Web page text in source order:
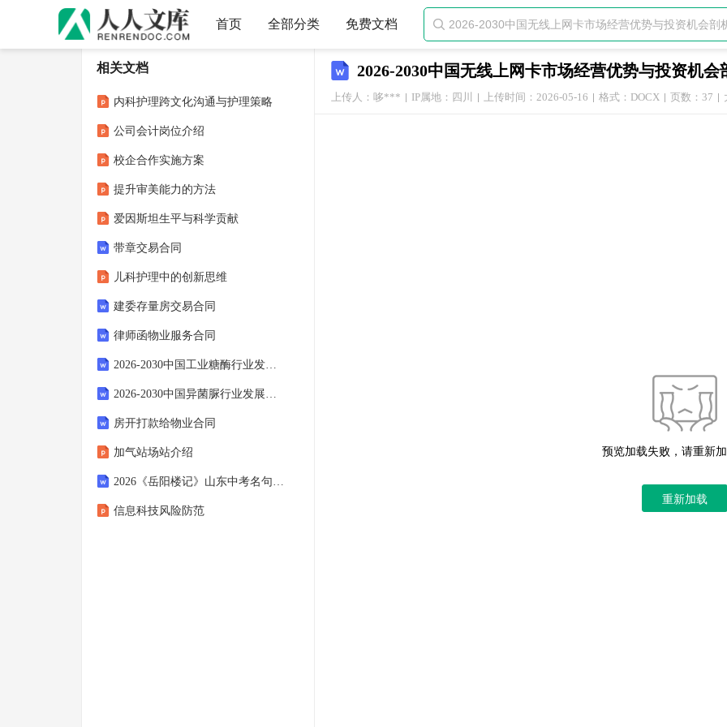
首页 全部分类 免费文档 
2026-2030中国无线上网卡市场经营优势与投资机会
上传人：哆*** IP属地：四川 上传时间：2026-05-16 格式：DOCX 页数：37
预览加载失败，请重新
重新加载
相关文档
内科护理跨文化沟通与护理策略
公司会计岗位介绍
校企合作实施方案
提升审美能力的方法
爱因斯坦生平与科学贡献
带章交易合同
儿科护理中的创新思维
建委存量房交易合同
律师函物业服务合同
2026-2030中国工业糖酶行业发展动态与需求前景预测报告
2026-2030中国异菌脲行业发展趋势与需求前景预测报告
房开打款给物业合同
加气站场站介绍
2026《岳阳楼记》山东中考名句默写预测题（含答案）
信息科技风险防范